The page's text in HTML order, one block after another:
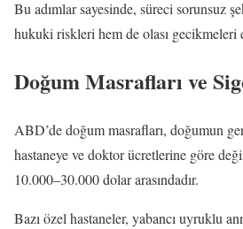
Bu adımlar sayesinde, süreci sorunsuz
hukuki riskleri hem de olası
Doğum Masrafları ve
ABD’de doğum masrafları, doğumun
hastaneye ve doktor ücretlerine göre
10.000–30.000 dolar arasındadır.
Bazı özel hastaneler, yabancı uyruklu